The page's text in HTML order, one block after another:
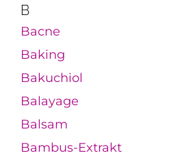
B
Bacne
Baking
Bakuchiol
Balayage
Balsam
Bambus-Extrakt